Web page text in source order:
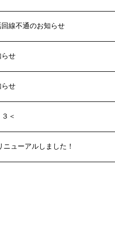
線不通のお知らせ
らせ
らせ
＜
ニューアルしました！